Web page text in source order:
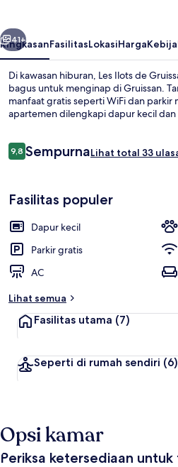
Berikutnya
41+
RingkasanFasilitasLokasiHarga
Di kawasan hiburan, Les Ilots de
bagus untuk menginap di Gruissan.
manfaat gratis seperti WiFi dan parkir
apartemen dilengkapi dapur kecil dan
Ulasan
9,89,8 dari 10
SempurnaLihat total 33
Fasilitas populer
Dapur kecil
Parkir gratis
AC
Lihat semua
Fasilitas utama (7)
Seperti di rumah sendiri (6)
Opsi kamar
Periksa ketersediaan